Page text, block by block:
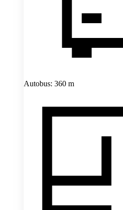
Autobus: 360 m